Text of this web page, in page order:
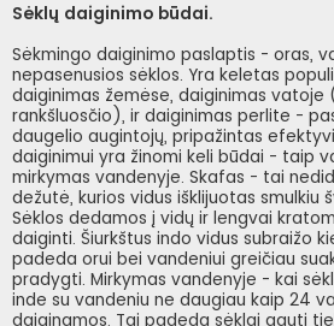
Sėklų daiginimo būdai.
Sėkmingo daiginimo paslaptis - oras,
nepasenusios sėklos. Yra keletas
daiginimas žemėse, daiginimas
rankšluosčio), ir daiginimas perlite -
daugelio augintojų, pripažintas
daiginimui yra žinomi keli būdai - taip
mirkymas vandenyje. Skafas - tai
dežutė, kurios vidus išklijuotas smulkiu
Sėklos dedamos į vidų ir lengvai
daiginti. Šiurkštus indo vidus subraižo
padeda orui bei vandeniui greičiau
pradygti. Mirkymas vandenyje - kai
inde su vandeniu ne daugiau kaip 24
daiginamos. Tai padeda sėklai gauti